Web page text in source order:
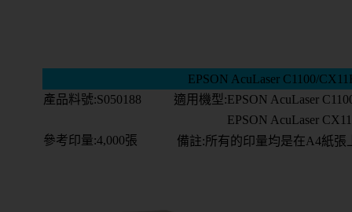
EPSON AcuLaser C1100/
產品料號:S050188
適用機型:EPSON AcuLaser
EPSON AcuLaser CX11F
參考印量:4,000張
備註:所有的印量均是在A4紙張